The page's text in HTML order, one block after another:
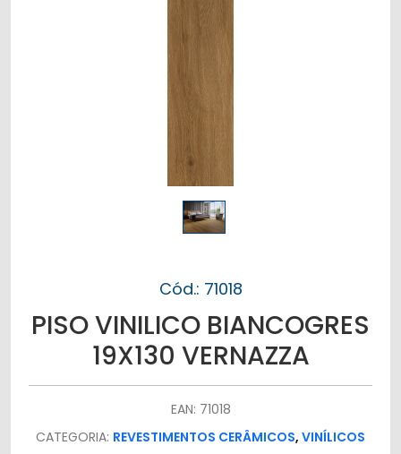
Cód.: 71018
PISO VINILICO BIANCOGRES
19X130 VERNAZZA
EAN: 71018
CATEGORIA: REVESTIMENTOS CERÂMICOS, VINÍLICOS